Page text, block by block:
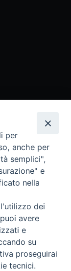
0382.24736 -
- P.
per
anche per
semplici",
e
nella
dei
avere
e
su
proseguirai
tecnici.